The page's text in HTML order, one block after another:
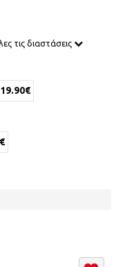
τις διαστάσεις